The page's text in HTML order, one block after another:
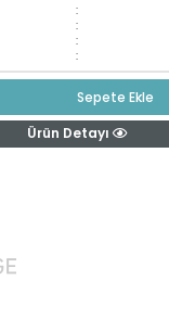
:
:
:
:
Sepete Ekle
Ürün Detayı